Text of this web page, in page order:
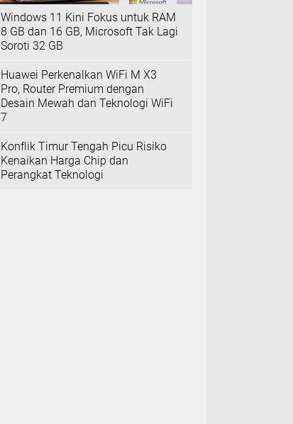
Windows 11 Kini Fokus untuk RAM
8 GB dan 16 GB, Microsoft Tak Lagi
Soroti 32 GB
Huawei Perkenalkan WiFi M X3
Pro, Router Premium dengan
Desain Mewah dan Teknologi WiFi
7
Konflik Timur Tengah Picu Risiko
Kenaikan Harga Chip dan
Perangkat Teknologi